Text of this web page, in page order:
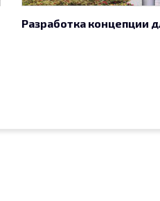
Разработка концепции